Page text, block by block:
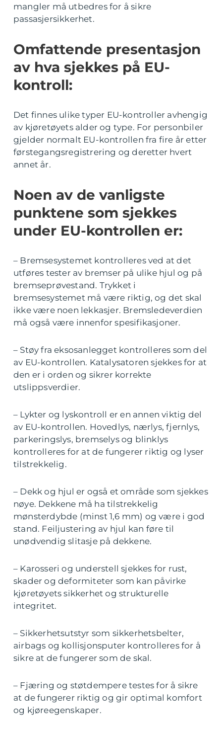
mangler må utbedres for å sikre
passasjersikkerhet.
Omfattende presentasjon
av hva sjekkes på EU-
kontroll:
Det finnes ulike typer EU-kontroller avhengig
av kjøretøyets alder og type. For personbiler
gjelder normalt EU-kontrollen fra fire år etter
førstegangsregistrering og deretter hvert
annet år.
Noen av de vanligste
punktene som sjekkes
under EU-kontrollen er:
– Bremsesystemet kontrolleres ved at det
utføres tester av bremser på ulike hjul og på
bremseprøvestand. Trykket i
bremsesystemet må være riktig, og det skal
ikke være noen lekkasjer. Bremsledeverdien
må også være innenfor spesifikasjoner.
– Støy fra eksosanlegget kontrolleres som del
av EU-kontrollen. Katalysatoren sjekkes for at
den er i orden og sikrer korrekte
utslippsverdier.
– Lykter og lyskontroll er en annen viktig del
av EU-kontrollen. Hovedlys, nærlys, fjernlys,
parkeringslys, bremselys og blinklys
kontrolleres for at de fungerer riktig og lyser
tilstrekkelig.
– Dekk og hjul er også et område som sjekkes
nøye. Dekkene må ha tilstrekkelig
mønsterdybde (minst 1,6 mm) og være i god
stand. Feiljustering av hjul kan føre til
unødvendig slitasje på dekkene.
– Karosseri og understell sjekkes for rust,
skader og deformiteter som kan påvirke
kjøretøyets sikkerhet og strukturelle
integritet.
– Sikkerhetsutstyr som sikkerhetsbelter,
airbags og kollisjonsputer kontrolleres for å
sikre at de fungerer som de skal.
– Fjæring og støtdempere testes for å sikre
at de fungerer riktig og gir optimal komfort
og kjøreegenskaper.